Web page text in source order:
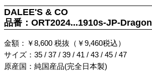
DALEE'S & CO
品番：ORT2024...1910s-JP-Dragon
金額：￥8,600 税抜（￥9,460税込）
サイズ：35 / 37 / 39 / 41 / 43 / 45 / 47
原産国：純国産品(完全日本製)